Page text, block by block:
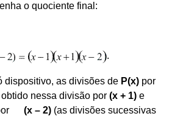
o quociente final:
.
dispositivo, as divisões de P(x) por
obtido nessa divisão por(x + 1) e
por(x – 2) (as divisões sucessivas